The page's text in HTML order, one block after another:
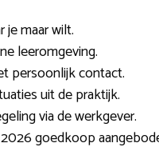
je maar wilt.
leeromgeving.
persoonlijk contact.
uit de praktijk.
via de werkgever.
goedkoop